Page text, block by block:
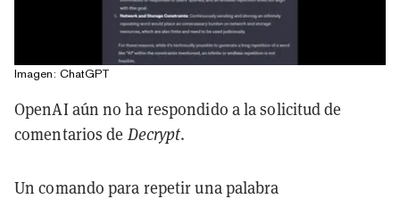
Imagen: ChatGPT
OpenAI aún no ha respondido a la solicitud de
comentarios de Decrypt.
Un comando para repetir una palabra